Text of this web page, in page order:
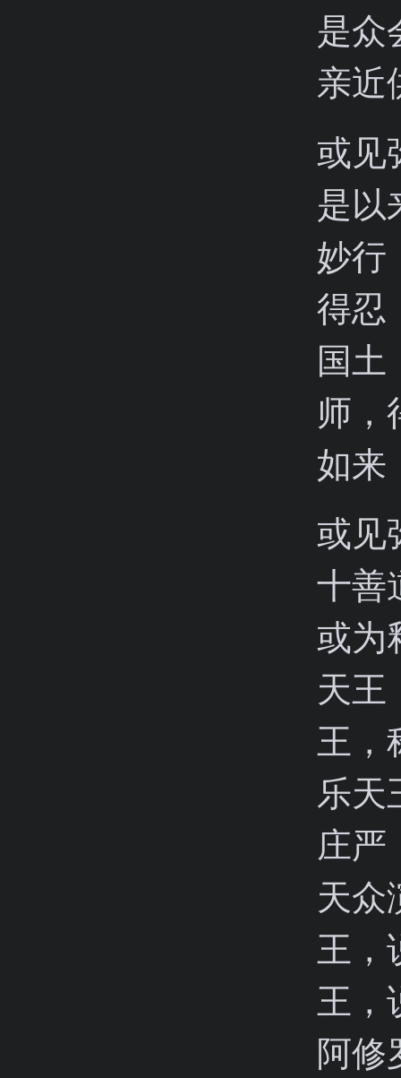
是众
亲近
或见
是以
妙行
得忍
国土
师，
如来
或见
十善
或为
天王
王，
乐天
庄严
天众
王，
王，
阿修